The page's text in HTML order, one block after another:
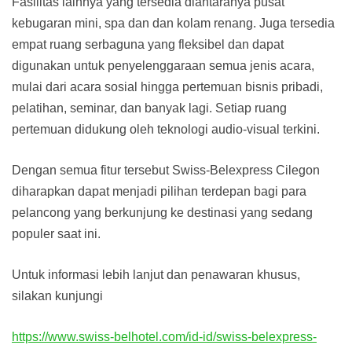
kebugaran mini, spa dan dan kolam renang. Juga tersedia
empat ruang serbaguna yang fleksibel dan dapat
digunakan untuk penyelenggaraan semua jenis acara,
mulai dari acara sosial hingga pertemuan bisnis pribadi,
pelatihan, seminar, dan banyak lagi. Setiap ruang
pertemuan didukung oleh teknologi audio-visual terkini.
Dengan semua fitur tersebut Swiss-Belexpress Cilegon
diharapkan dapat menjadi pilihan terdepan bagi para
pelancong yang berkunjung ke destinasi yang sedang
populer saat ini.
Untuk informasi lebih lanjut dan penawaran khusus,
silakan kunjungi
https://www.swiss-belhotel.com/id-id/swiss-belexpress-